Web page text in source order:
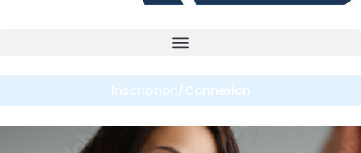
Inscription/Connexion